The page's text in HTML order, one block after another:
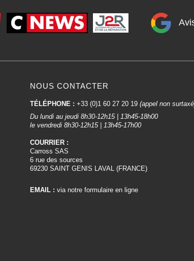
NOUS CONTACTER
TÉLÉPHONE : +33 (0)1 60 27 20 19 (appel non
Du lundi au jeudi 8h30-12h15 | 13h45-18h00
le vendredi 8h30-12h15 | 13h45-17h00
COURRIER :
Carross SAS
6 rue des sources
69230 SAINT GENIS LAVAL (FRANCE)
EMAIL : via notre formulaire en ligne